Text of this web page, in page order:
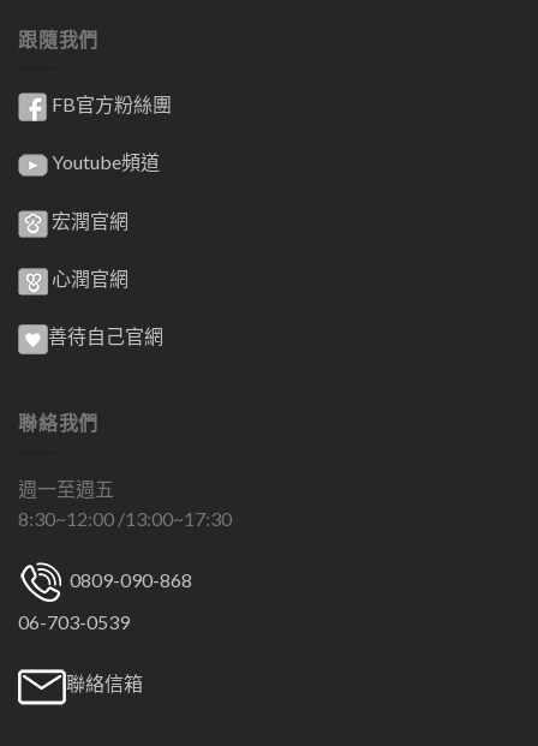
跟隨我們
FB官方粉絲團
Youtube頻道
宏潤官網
心潤官網
善待自己官網
聯絡我們
週一至週五
8:30~12:00 /13:00~17:30
0809-090-868
06-703-0539
聯絡信箱